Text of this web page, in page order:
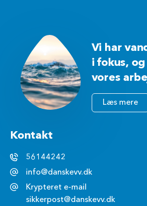
Vi har
i fokus,
vores
Læs mere
Kontakt
56144242
info@danskevv.dk
Krypteret e-mail
sikkerpost@danskevv.dk